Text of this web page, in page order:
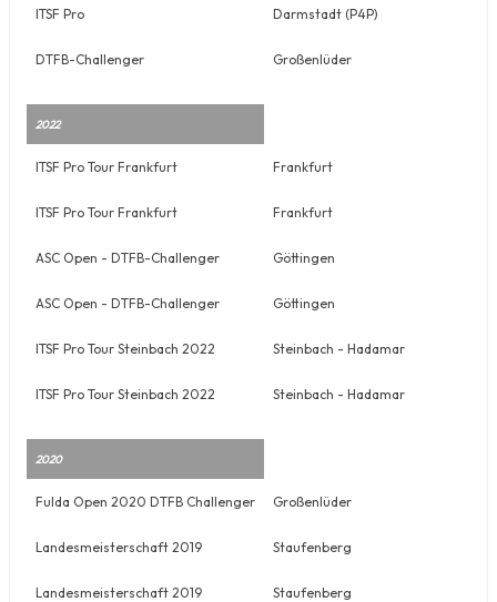
ITSF Pro Darmstadt (P4P)
DTFB-Challenger Großenlüder
2022
ITSF Pro Tour Frankfurt Frankfurt
ITSF Pro Tour Frankfurt Frankfurt
ASC Open - DTFB-Challenger Göttingen
ASC Open - DTFB-Challenger Göttingen
ITSF Pro Tour Steinbach 2022 Steinbach - Hadamar
ITSF Pro Tour Steinbach 2022 Steinbach - Hadamar
2020
Fulda Open 2020 DTFB Challenger Großenlüder
Landesmeisterschaft 2019 Staufenberg
Landesmeisterschaft 2019 Staufenberg